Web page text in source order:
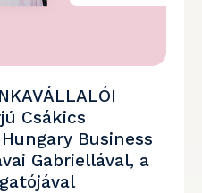
Csákics
Business
Gabriellával, a